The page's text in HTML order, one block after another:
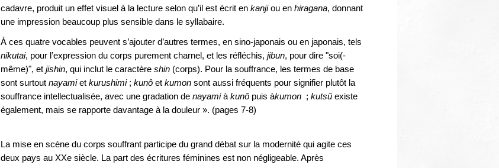
cadavre, produit un effet visuel à la lecture selon qu’il est écrit en kanjiou en hiragana, donnant
une impression beaucoup plus sensible dans le syllabaire.
À ces quatre vocables peuvent s’ajouter d’autres termes, en sino-japonais ou en japonais, tels
nikutai, pour l’expression du corps purement charnel, et les réfléchis, jibun, pour dire "soi(-
même)", et jishin, qui inclut le caractère shin (corps). Pour la souffrance, les termes de base
sont surtout nayamiet kurushimi ; kunô et kumon sont aussi fréquents pour signifier plutôt la
souffrance intellectualisée, avec une gradation de nayamià kunô puis àkumon ; kutsû existe
également, mais se rapporte davantage à la douleur ». (pages 7-8)
La mise en scène du corps souffrant participe du grand débat sur la modernité qui agite ces
deux pays au XXe siècle. La part des écritures féminines est non négligeable. Après